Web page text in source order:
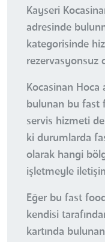
Kayseri
adresinde
kategorisinde
rezervasyonsuz
Kocasinan
bulunan bu fast
servis hizmeti de
ki durumlarda
olarak hangi
işletmeyle
Eğer bu fast
kendisi
kartında